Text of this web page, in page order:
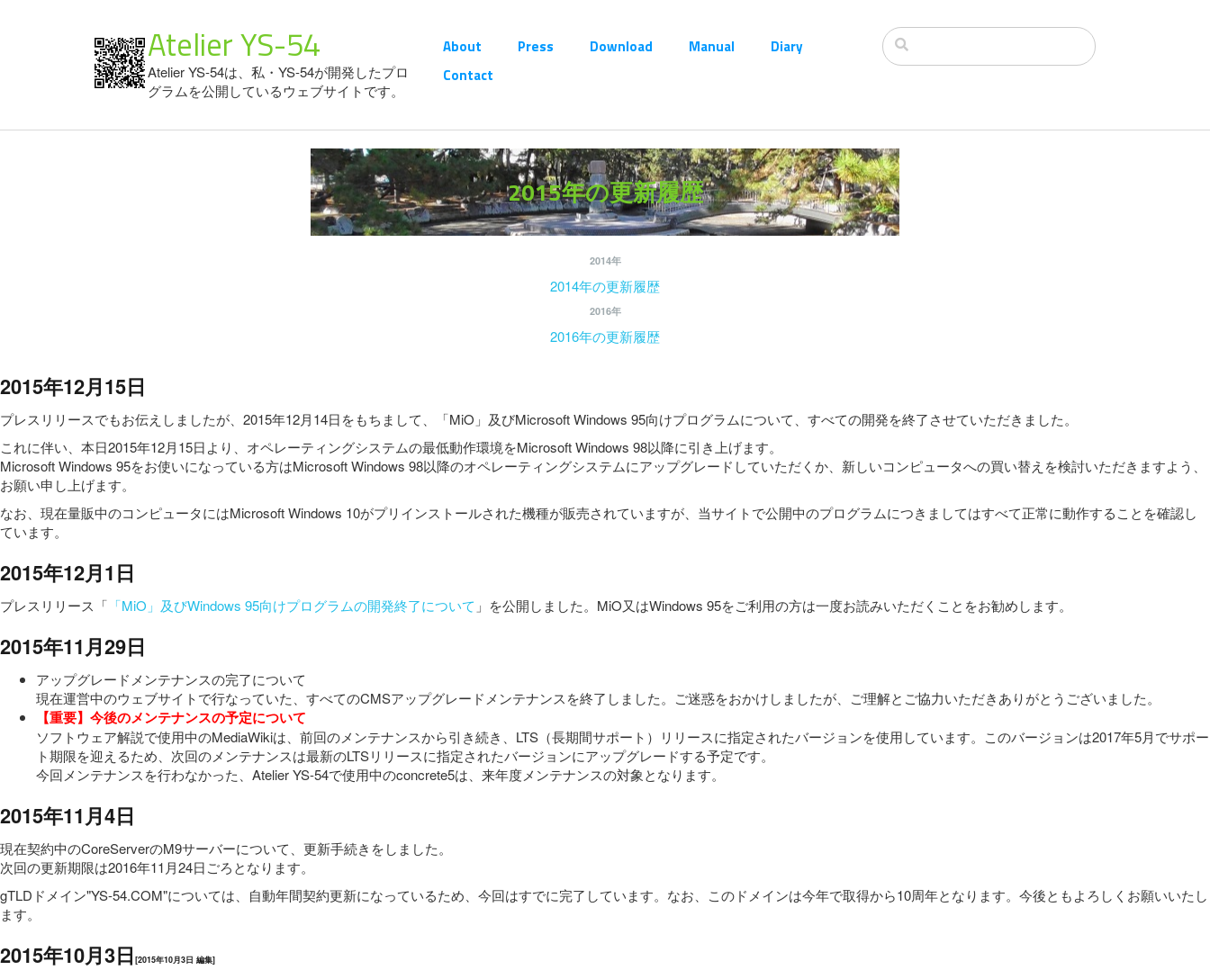
Atelier YS-54
Atelier YS-54は、私・YS-54が開発したプロ
グラムを公開しているウェブサイトです。
About Press Download Manual
Diary
Contact
2015年の更新履歴
2014年
2014年の更新履歴
2016年
2016年の更新履歴
2015年12月15日
プレスリリースでもお伝えしましたが、2015年12月14日をもちまして、「MiO」及びMicrosoft Windows 95向けプログラムについて、すべての開発を終了させていただきました。
これに伴い、本日2015年12月15日より、オペレーティングシステムの最低動作環境をMicrosoft Windows 98以降に引き上げます。
Microsoft Windows 95をお使いになっている方はMicrosoft Windows 98以降のオペレーティングシステムにアップグレードしていただくか、新しいコンピュータへの買い替えを検討いただきますよう、
お願い申し上げます。
なお、現在量販中のコンピュータにはMicrosoft Windows 10がプリインストールされた機種が販売されていますが、当サイトで公開中のプログラムにつきましてはすべて正常に動作することを確認し
ています。
2015年12月1日
プレスリリース「 「MiO」及びWindows 95向けプログラムの開発終了について 」を公開しました。MiO又はWindows 95をご利用の方は一度お読みいただくことをお勧めします。
2015年11月29日
アップグレードメンテナンスの完了について
現在運営中のウェブサイトで行なっていた、すべてのCMSアップグレードメンテナンスを終了しました。ご迷惑をおかけしましたが、ご理解とご協力いただきありがとうございました。
【重要】今後のメンテナンスの予定について
ソフトウェア解説で使用中のMediaWikiは、前回のメンテナンスから引き続き、 LTS（長期間サポート）リリースに指定されたバージョンを使用しています。このバージョンは2017年5月でサポー
ト期限を迎えるため、次回のメンテナンスは最新のLTSリリースに指定されたバージョンにアップグレードする予定です。
今回メンテナンスを行わなかった、Atelier YS-54で使用中のconcrete5は、来年度メンテナンスの対象となります。
2015年11月4日
現在契約中のCoreServerのM9サーバーについて、更新手続きをしました。
次回の更新期限は2016年11月24日ごろとなります。
gTLDドメイン"YS-54.COM"については、自動年間契約更新になっているため、今回はすでに完了しています。なお、このドメインは今年で取得から10周年となります。今後ともよろしくお願いいたし
ます。
2015年10月3日 [2015年10月3日 編集]